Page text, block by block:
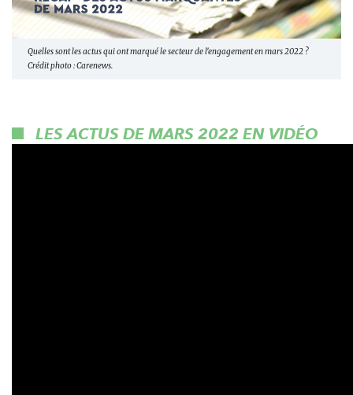
Quelles sont les actus qui ont marqué le secteur de l'engagement en mars 2022 ?
Crédit photo : Carenews.
LES ACTUS DE MARS 2022 EN VIDÉO